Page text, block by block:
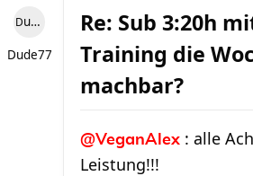
Dude77
Dude77
Re: Sub 3:20h
Training die
machbar?
@VeganAlex : alle
Leistung!!!